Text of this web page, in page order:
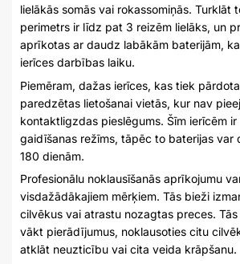
lielākās somās vai rokassomiņās. Turklāt
perimetrs ir līdz pat 3 reizēm lielāks, un
aprīkotas ar daudz labākām baterijām,
ierīces darbības laiku.
Piemēram, dažas ierīces, kas tiek
paredzētas lietošanai vietās, kur nav
kontaktligzdas pieslēgums. Šīm ierīcēm
gaidīšanas režīms, tāpēc to baterijas var
180 dienām.
Profesionālu noklausīšanās aprīkojumu
visdažādākajiem mērķiem. Tās bieži
cilvēkus vai atrastu nozagtas preces.
vākt pierādījumus, noklausoties citu
atklāt neuzticību vai cita veida krāpšanu.